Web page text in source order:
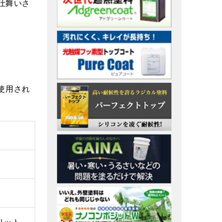
舞いさ
用され